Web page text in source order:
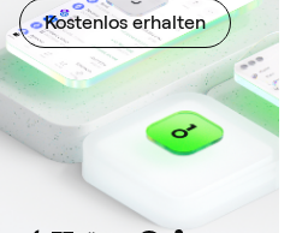
Kostenlos erhalten